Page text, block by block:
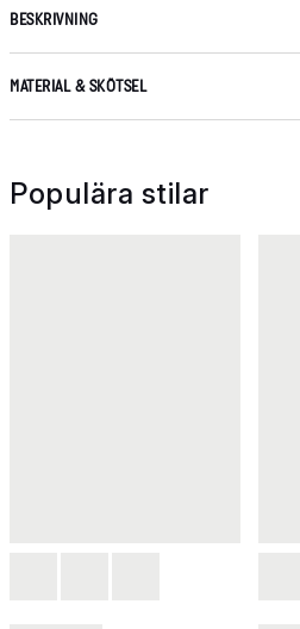
BESKRIVNING
MATERIAL & SKÖTSEL
Populära stilar